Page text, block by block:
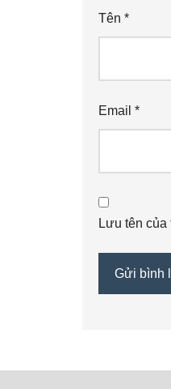
Tên *
Email *
Lưu tên